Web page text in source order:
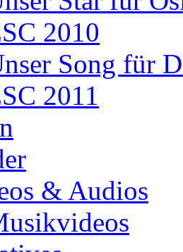
2010
Song für
2011
& Audios